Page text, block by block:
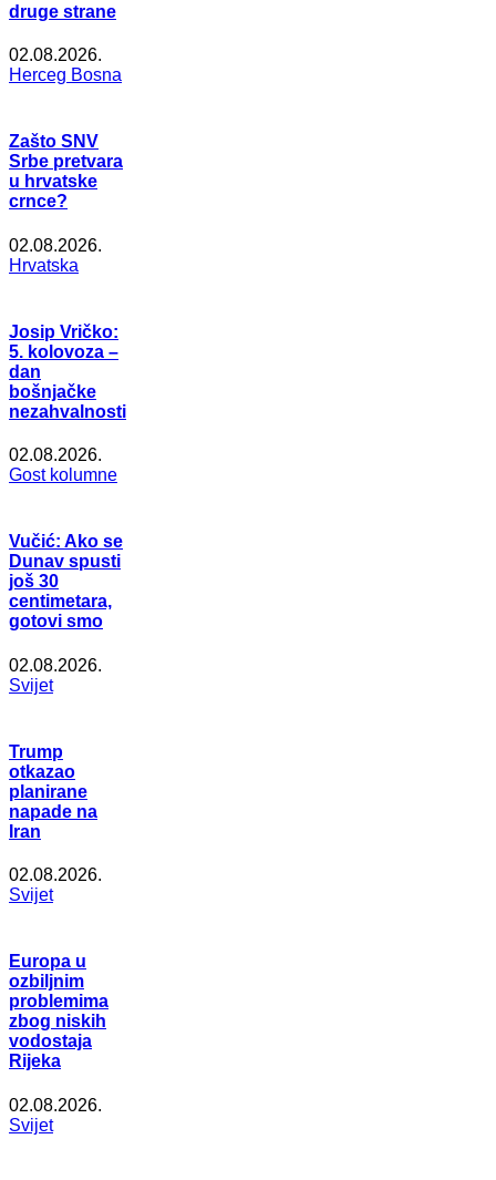
druge strane
02.08.2026.
Herceg Bosna
Zašto SNV
Srbe pretvara
u hrvatske
crnce?
02.08.2026.
Hrvatska
Josip Vričko:
5. kolovoza –
dan
bošnjačke
nezahvalnosti
02.08.2026.
Gost kolumne
Vučić: Ako se
Dunav spusti
još 30
centimetara,
gotovi smo
02.08.2026.
Svijet
Trump
otkazao
planirane
napade na
Iran
02.08.2026.
Svijet
Europa u
ozbiljnim
problemima
zbog niskih
vodostaja
Rijeka
02.08.2026.
Svijet